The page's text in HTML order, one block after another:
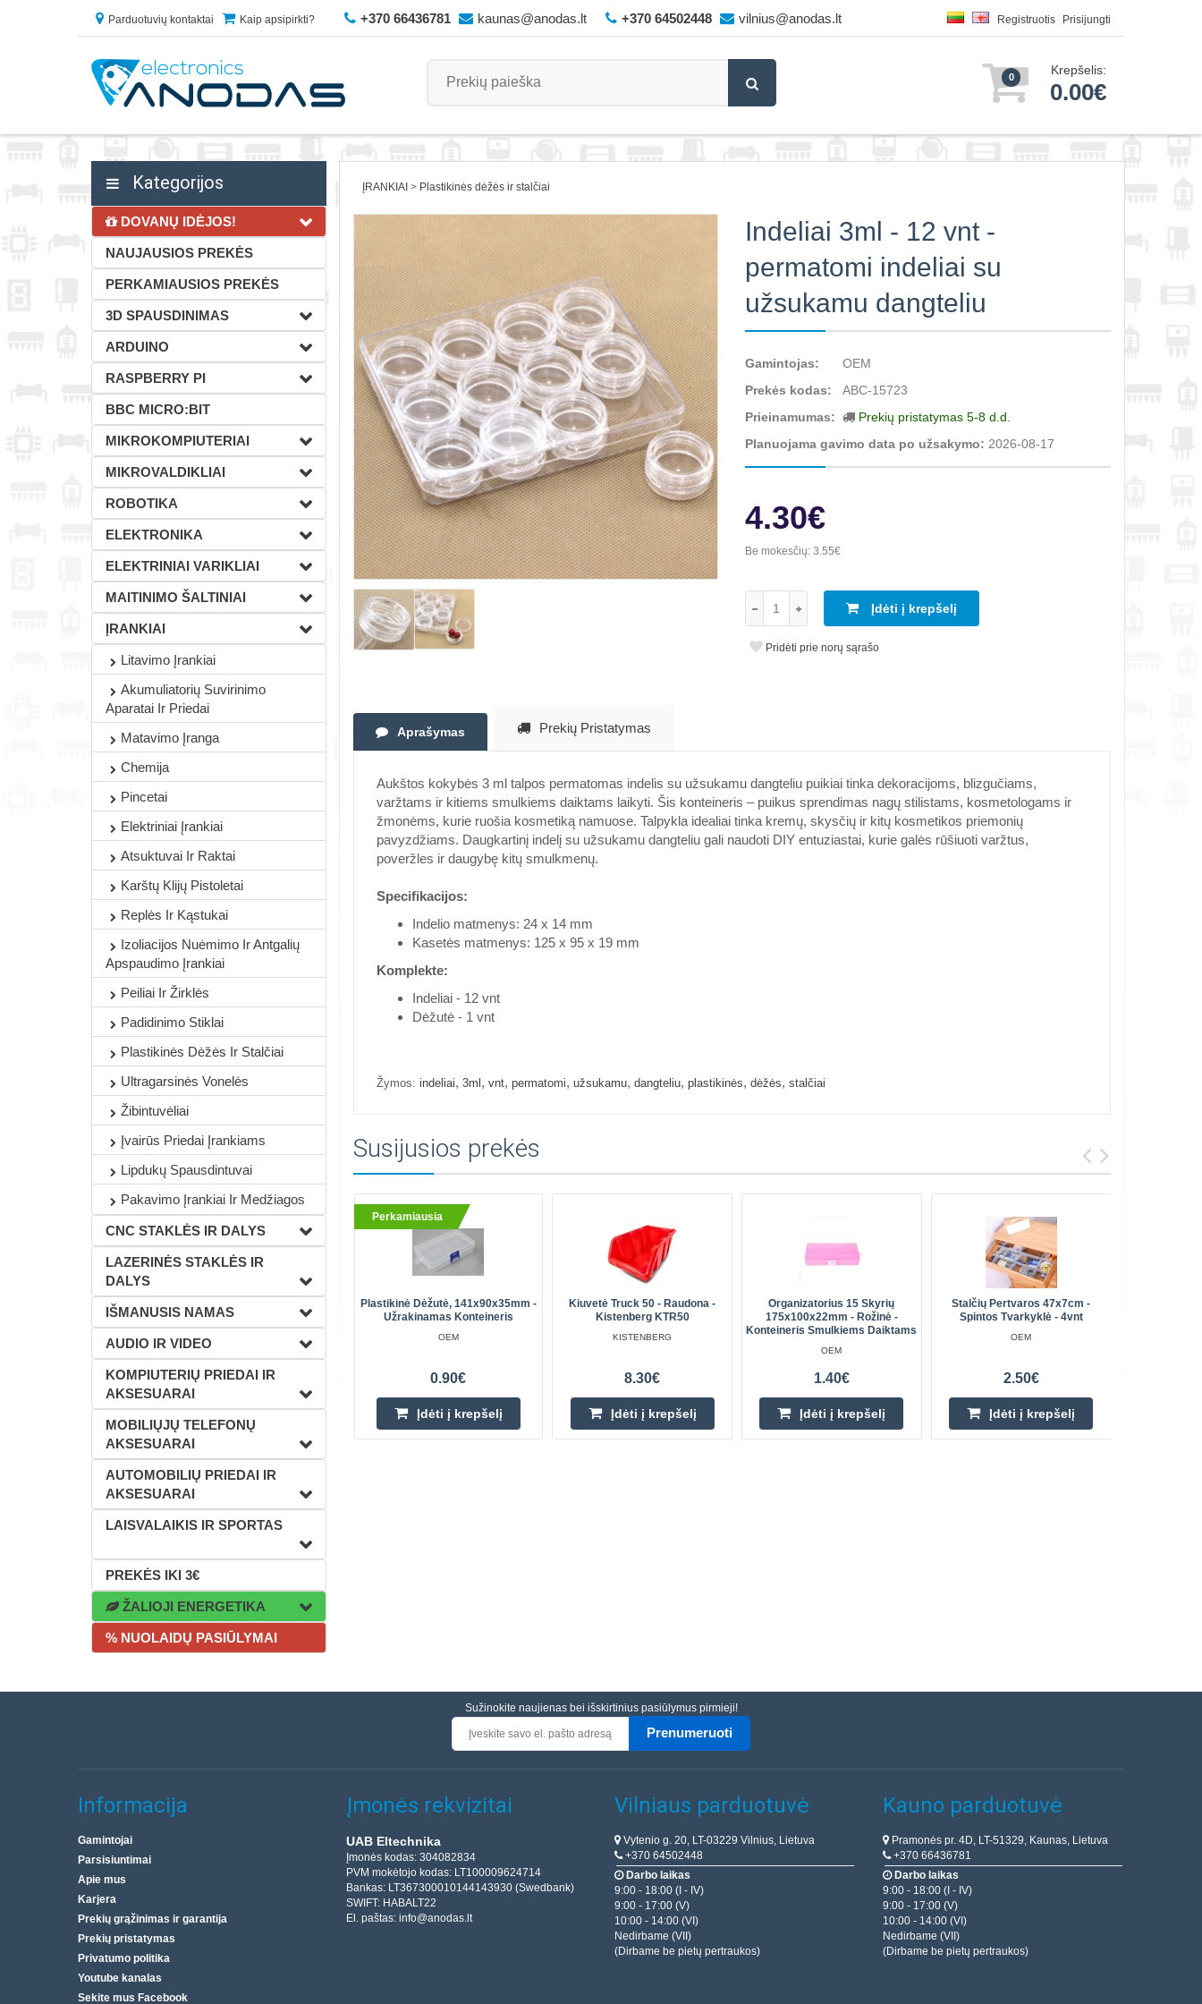
Parduotuvių kontaktai Kaip apsipirkti? +370 66436781 kaunas@anodas.lt +370 64502448 vilnius@anodas.lt Registruotis Prisijungti
0 Krepšelis:
0.00€
Kategorijos
DOVANŲ IDĖJOS!
NAUJAUSIOS PREKĖS
PERKAMIAUSIOS PREKĖS
3D SPAUSDINIMAS
ARDUINO
RASPBERRY PI
BBC MICRO:BIT
MIKROKOMPIUTERIAI
MIKROVALDIKLIAI
ROBOTIKA
ELEKTRONIKA
ELEKTRINIAI VARIKLIAI
MAITINIMO ŠALTINIAI
ĮRANKIAI
Litavimo Įrankiai
Akumuliatorių Suvirinimo
Aparatai Ir Priedai
Matavimo Įranga
Chemija
Pincetai
Elektriniai Įrankiai
Atsuktuvai Ir Raktai
Karštų Klijų Pistoletai
Replės Ir Kąstukai
Izoliacijos Nuėmimo Ir Antgalių
Apspaudimo Įrankiai
Peiliai Ir Žirklės
Padidinimo Stiklai
Plastikinės Dėžės Ir Stalčiai
Ultragarsinės Vonelės
Žibintuvėliai
Įvairūs Priedai Įrankiams
Lipdukų Spausdintuvai
Pakavimo Įrankiai Ir Medžiagos
CNC STAKLĖS IR DALYS
LAZERINĖS STAKLĖS IR
DALYS
IŠMANUSIS NAMAS
AUDIO IR VIDEO
KOMPIUTERIŲ PRIEDAI IR
AKSESUARAI
MOBILIŲJŲ TELEFONŲ
AKSESUARAI
AUTOMOBILIŲ PRIEDAI IR
AKSESUARAI
LAISVALAIKIS IR SPORTAS
PREKĖS IKI 3€
ŽALIOJI ENERGETIKA
% NUOLAIDŲ PASIŪLYMAI
ĮRANKIAI Plastikinės dėžės ir stalčiai
Indeliai 3ml - 12 vnt -
permatomi indeliai su
užsukamu dangteliu
Gamintojas:
OEM
Prekės kodas:
ABC-15723
Prieinamumas:
Prekių pristatymas 5-8 d.d.
Planuojama gavimo data po užsakymo: 2026-08-17
4.30€
Be mokesčių:3.55€
Įdėti į krepšelį
Pridėti prie norų sąrašo
Aprašymas Prekių Pristatymas
Aukštos kokybės 3 ml talpos permatomas indelis su užsukamu dangteliu puikiai tinka dekoracijoms, blizgučiams,
varžtams ir kitiems smulkiems daiktams laikyti. Šis konteineris – puikus sprendimas nagų stilistams, kosmetologams ir
žmonėms, kurie ruošia kosmetiką namuose. Talpykla idealiai tinka kremų, skysčių ir kitų kosmetikos priemonių
pavyzdžiams. Daugkartinį indelį su užsukamu dangteliu gali naudoti DIY entuziastai, kurie galės rūšiuoti varžtus,
poveržles ir daugybę kitų smulkmenų.
Specifikacijos:
Indelio matmenys: 24 x 14 mm
Kasetės matmenys: 125 x 95 x 19 mm
Komplekte:
Indeliai - 12 vnt
Dėžutė - 1 vnt
Žymos: indeliai, 3ml , vnt, permatomi, užsukamu, dangteliu, plastikinės, dėžės, stalčiai
Susijusios prekės
Perkamiausia
Plastikinė Dėžutė, 141x90x35mm -
Užrakinamas Konteineris
OEM
0.90€
Įdėti į krepšelį
Kiuvetė Truck 50 - Raudona -
Kistenberg KTR50
KISTENBERG
8.30€
Įdėti į krepšelį
Organizatorius 15 Skyrių
175x100x22mm - Rožinė -
Konteineris Smulkiems Daiktams
OEM
1.40€
Įdėti į krepšelį
Stalčių Pertvaros 47x7cm -
Spintos Tvarkyklė - 4vnt
OEM
2.50€
Įdėti į krepšelį
Sužinokite naujienas bei išskirtinius pasiūlymus pirmieji!
Prenumeruoti
Informacija
Gamintojai
Parsisiuntimai
Apie mus
Karjera
Prekių grąžinimas ir garantija
Prekių pristatymas
Privatumo politika
Youtube kanalas
Sekite mus Facebook
Įmonės rekvizitai
UAB Eltechnika
Įmonės kodas: 304082834
PVM mokėtojo kodas: LT100009624714
Bankas: LT367300010144143930 (Swedbank)
SWIFT: HABALT22
El. paštas: info@anodas.lt
Vilniaus parduotuvė
Vytenio g. 20, LT-03229 Vilnius, Lietuva
+370 64502448
Darbo laikas
9:00 - 18:00 (I - IV)
9:00 - 17:00 (V)
10:00 - 14:00 (VI)
Nedirbame (VII)
(Dirbame be pietų pertraukos)
Kauno parduotuvė
Pramonės pr. 4D, LT-51329, Kaunas, Lietuva
+370 66436781
Darbo laikas
9:00 - 18:00 (I - IV)
9:00 - 17:00 (V)
10:00 - 14:00 (VI)
Nedirbame (VII)
(Dirbame be pietų pertraukos)